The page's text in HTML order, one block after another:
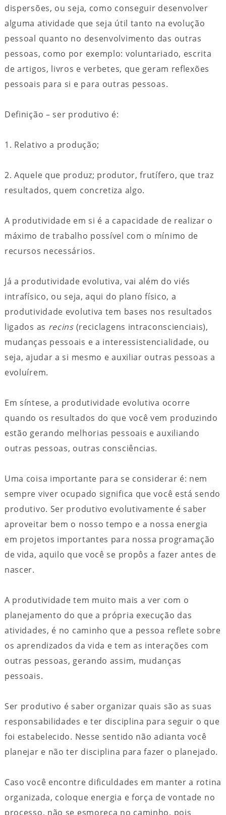
dispersões, ou seja, como conseguir desenvolver
alguma atividade que seja útil tanto na evolução
pessoal quanto no desenvolvimento das outras
pessoas, como por exemplo: voluntariado, escrita
de artigos, livros e verbetes, que geram reflexões
pessoais para si e para outras pessoas.
Definição – ser produtivo é:
1. Relativo a produção;
2. Aquele que produz; produtor, frutífero, que traz
resultados, quem concretiza algo.
A produtividade em si é a capacidade de realizar o
máximo de trabalho possível com o mínimo de
recursos necessários.
Já a produtividade evolutiva, vai além do viés
intrafísico, ou seja, aqui do plano físico, a
produtividade evolutiva tem bases nos resultados
ligados as recins(reciclagens intraconscienciais),
mudanças pessoais e a interessistencialidade, ou
seja, ajudar a si mesmo e auxiliar outras pessoas a
evoluírem.
Em síntese, a produtividade evolutiva ocorre
quando os resultados do que você vem produzindo
estão gerando melhorias pessoais e auxiliando
outras pessoas, outras consciências.
Uma coisa importante para se considerar é: nem
sempre viver ocupado significa que você está sendo
produtivo. Ser produtivo evolutivamente é saber
aproveitar bem o nosso tempo e a nossa energia
em projetos importantes para nossa programação
de vida, aquilo que você se propôs a fazer antes de
nascer.
A produtividade tem muito mais a ver com o
planejamento do que a própria execução das
atividades, é no caminho que a pessoa reflete sobre
os aprendizados da vida e tem as interações com
outras pessoas, gerando assim, mudanças
pessoais.
Ser produtivo é saber organizar quais são as suas
responsabilidades e ter disciplina para seguir o que
foi estabelecido. Nesse sentido não adianta você
planejar e não ter disciplina para fazer o planejado.
Caso você encontre dificuldades em manter a rotina
organizada, coloque energia e força de vontade no
processo, não se esmoreça no caminho, pois